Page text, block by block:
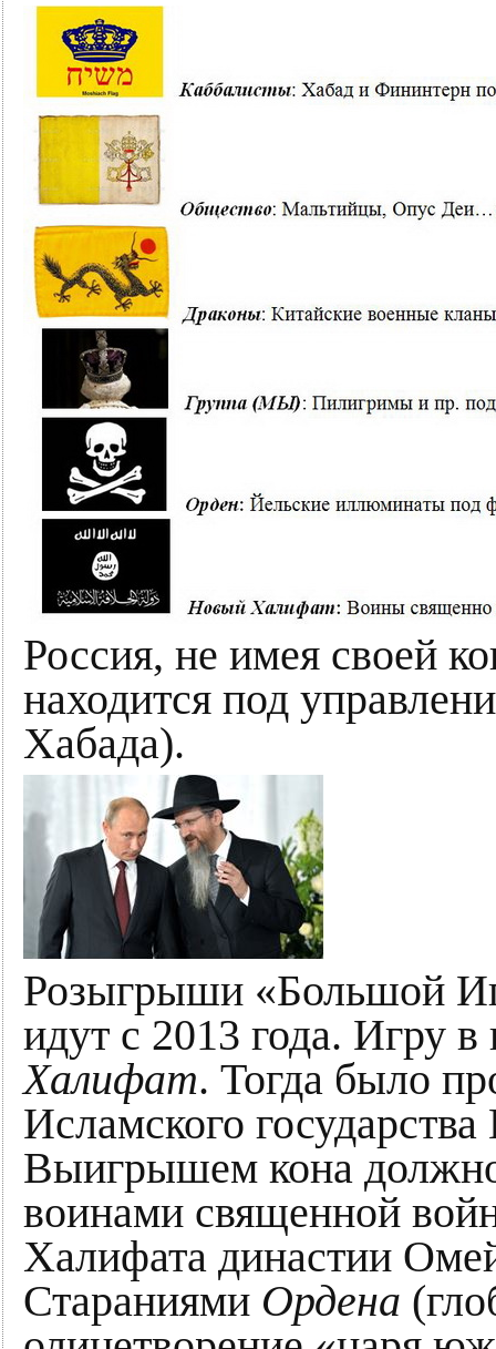
Россия, не имея своей
находится под
Хабада).
Розыгрыши «Большой
идут с 2013 года. Игру в
Халифат. Тогда было
Исламского
Выигрышем кона
воинами священной
Халифата династии
Стараниями Ордена